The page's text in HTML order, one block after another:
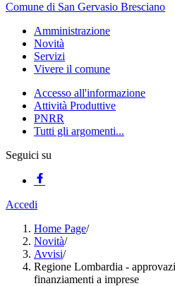
Comune di San Gervasio Bresciano
Amministrazione
Novità
Servizi
Vivere il comune
Accesso all'informazione
Attività Produttive
PNRR
Tutti gli argomenti...
Seguici su
Accedi
Home Page/
Novità/
Avvisi/
Regione Lombardia -
finanziamenti a imprese